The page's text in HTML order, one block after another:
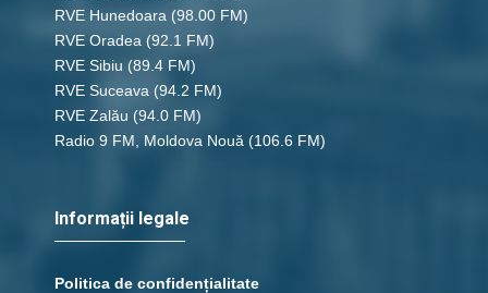
RVE Hunedoara (98.00 FM)
RVE Oradea (92.1 FM)
RVE Sibiu (89.4 FM)
RVE Suceava (94.2 FM)
RVE Zalău (94.0 FM)
Radio 9 FM, Moldova Nouă (106.6 FM)
Informații legale
Politica de confidențialitate